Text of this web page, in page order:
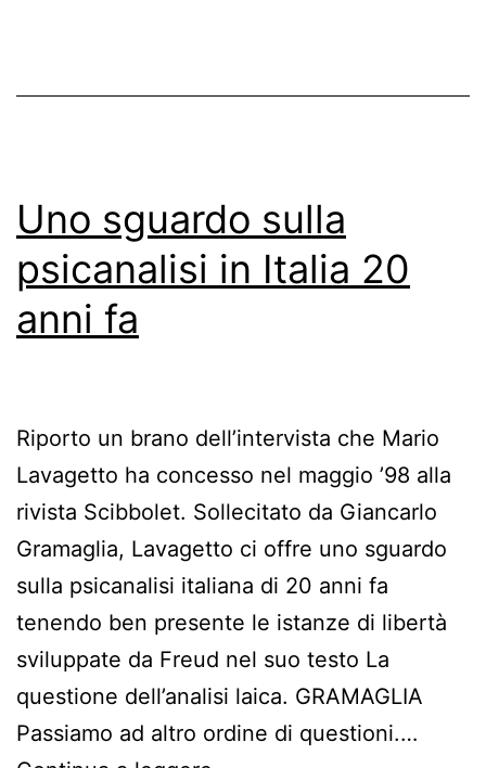
Uno sguardo sulla
psicanalisi in Italia 20
anni fa
Riporto un brano dell’intervista che Mario
Lavagetto ha concesso nel maggio ’98 alla
rivista Scibbolet. Sollecitato da Giancarlo
Gramaglia, Lavagetto ci offre uno sguardo
sulla psicanalisi italiana di 20 anni fa
tenendo ben presente le istanze di libertà
sviluppate da Freud nel suo testo La
questione dell’analisi laica. GRAMAGLIA
Passiamo ad altro ordine di questioni.…